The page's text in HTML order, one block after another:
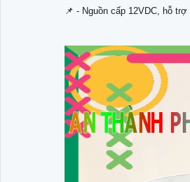
📌 - Nguồn cấp 12VDC, hỗ trợ